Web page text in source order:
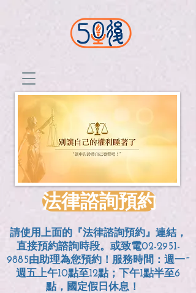
法律諮詢預約
請使用上面的『法律諮詢預約』連結，
直接預約諮詢時段。或致電02-2951-
9885由助理為您預約！服務時間：週一~
週五上午10點至12點；
下午1點半至6
點，國定假日休息！